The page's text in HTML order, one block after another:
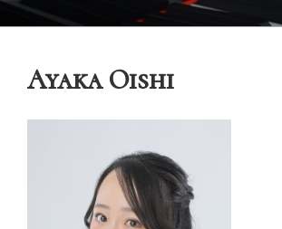
ン
御木本メソッド
脳や筋肉をトレーニングしながら奏法を学び、
Ayaka Oishi